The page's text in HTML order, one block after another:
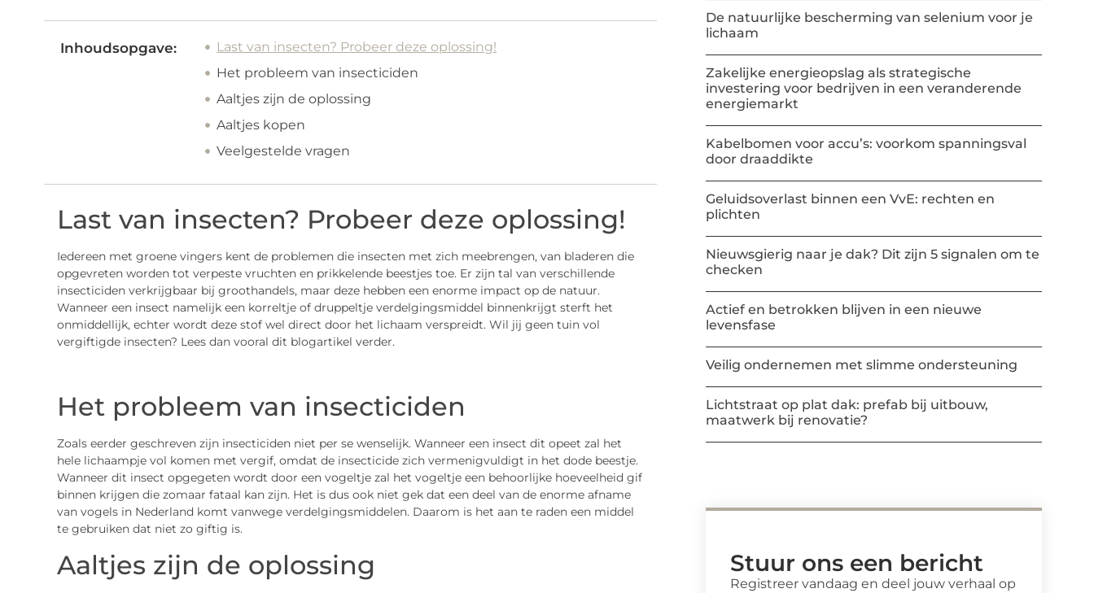
Inhoudsopgave:
Last van insecten? Probeer deze oplossing!
Het probleem van insecticiden
Aaltjes zijn de oplossing
Aaltjes kopen
Veelgestelde vragen
Last van insecten? Probeer deze oplossing!
Iedereen met groene vingers kent de problemen die insecten met zich meebrengen, van bladeren die
opgevreten worden tot verpeste vruchten en prikkelende beestjes toe. Er zijn tal van verschillende
insecticiden verkrijgbaar bij groothandels, maar deze hebben een enorme impact op de natuur.
Wanneer een insect namelijk een korreltje of druppeltje verdelgingsmiddel binnenkrijgt sterft het
onmiddellijk, echter wordt deze stof wel direct door het lichaam verspreidt. Wil jij geen tuin vol
vergiftigde insecten? Lees dan vooral dit blogartikel verder.
Het probleem van insecticiden
Zoals eerder geschreven zijn insecticiden niet per se wenselijk. Wanneer een insect dit opeet zal het
hele lichaampje vol komen met vergif, omdat de insecticide zich vermenigvuldigt in het dode beestje.
Wanneer dit insect opgegeten wordt door een vogeltje zal het vogeltje een behoorlijke hoeveelheid gif
binnen krijgen die zomaar fataal kan zijn. Het is dus ook niet gek dat een deel van de enorme afname
van vogels in Nederland komt vanwege verdelgingsmiddelen. Daarom is het aan te raden een middel
te gebruiken dat niet zo giftig is.
Aaltjes zijn de oplossing
De natuurlijke bescherming van selenium voor je
lichaam
Zakelijke energieopslag als strategische
investering voor bedrijven in een veranderende
energiemarkt
Kabelbomen voor accu’s: voorkom spanningsval
door draaddikte
Geluidsoverlast binnen een VvE: rechten en
plichten
Nieuwsgierig naar je dak? Dit zijn 5 signalen om te
checken
Actief en betrokken blijven in een nieuwe
levensfase
Veilig ondernemen met slimme ondersteuning
Lichtstraat op plat dak: prefab bij uitbouw,
maatwerk bij renovatie?
Stuur ons een bericht
Registreer vandaag en deel jouw verhaal op